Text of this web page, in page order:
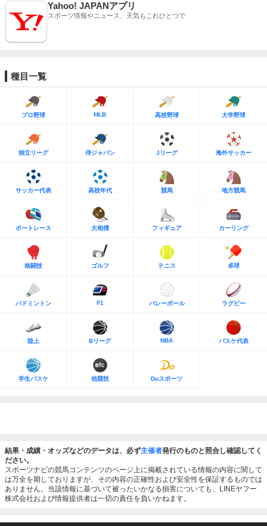
Yahoo! JAPANアプリ
スポーツ情報やニュース、天気もこれひとつで
種目一覧
プロ野球 MLB 高校野球 大学野球
独立リーグ 侍ジャパン Jリーグ 海外サッカー
サッカー代表 高校年代 競馬 地方競馬
ボートレース 大相撲 フィギュア カーリング
格闘技 ゴルフ テニス 卓球
バドミントン F1 バレーボール ラグビー
陸上 Bリーグ NBA バスケ代表
学生バスケ 他競技 Doスポーツ
結果・成績・オッズなどのデータは、必ず主催者発行のものと照合し確認してく
ださい。
スポーツナビの競馬コンテンツのページ上に掲載されている情報の内容に関して
は万全を期しておりますが、その内容の正確性および安全性を保証するものでは
ありません。当該情報に基づいて被ったいかなる損害についても、LINEヤフー
株式会社および情報提供者は一切の責任を負いかねます。